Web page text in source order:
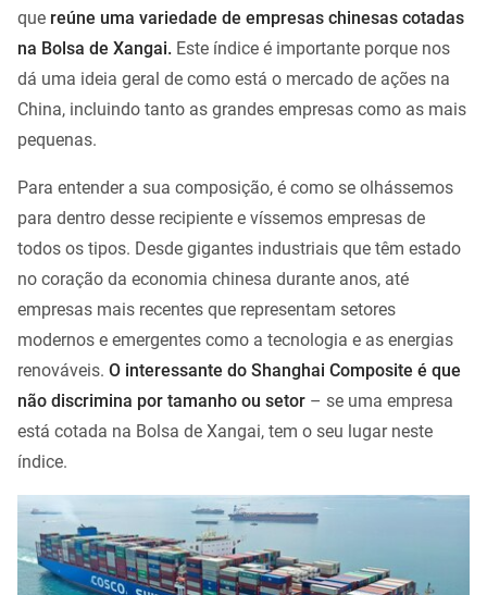
que reúne uma variedade de empresas chinesas cotadas
na Bolsa de Xangai. Este índice é importante porque nos
dá uma ideia geral de como está o mercado de ações na
China, incluindo tanto as grandes empresas como as mais
pequenas.
Para entender a sua composição, é como se olhássemos
para dentro desse recipiente e víssemos empresas de
todos os tipos. Desde gigantes industriais que têm estado
no coração da economia chinesa durante anos, até
empresas mais recentes que representam setores
modernos e emergentes como a tecnologia e as energias
renováveis. O interessante do Shanghai Composite é que
não discrimina por tamanho ou setor – se uma empresa
está cotada na Bolsa de Xangai, tem o seu lugar neste
índice.